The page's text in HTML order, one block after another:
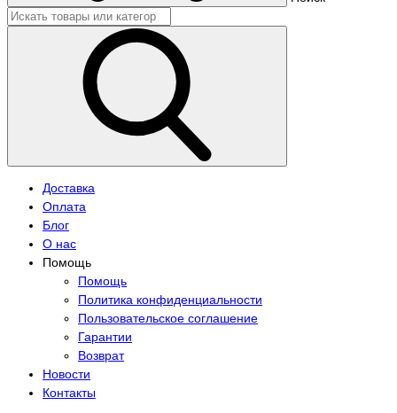
Доставка
Оплата
Блог
О нас
Помощь
Помощь
Политика конфиденциальности
Пользовательское соглашение
Гарантии
Возврат
Новости
Контакты